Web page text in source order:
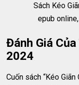
Sách Kéo
epub
Đánh Giá
2024
Cuốn sách “Kéo